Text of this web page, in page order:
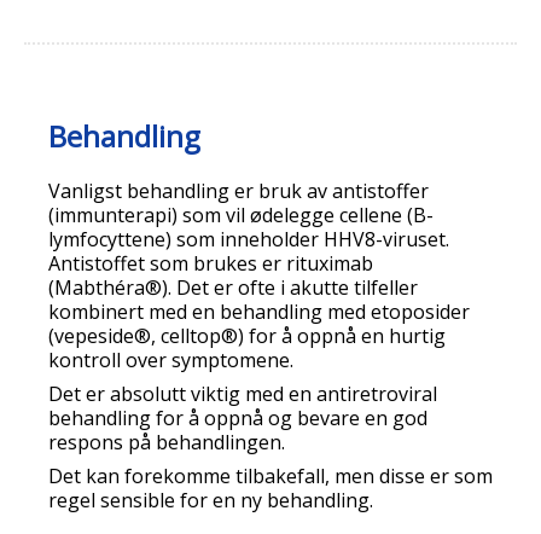
Behandling
Vanligst behandling er bruk av antistoffer
(immunterapi) som vil ødelegge cellene (B-
lymfocyttene) som inneholder HHV8-viruset.
Antistoffet som brukes er rituximab
(Mabthéra®). Det er ofte i akutte tilfeller
kombinert med en behandling med etoposider
(vepeside®, celltop®) for å oppnå en hurtig
kontroll over symptomene.
Det er absolutt viktig med en antiretroviral
behandling for å oppnå og bevare en god
respons på behandlingen.
Det kan forekomme tilbakefall, men disse er som
regel sensible for en ny behandling.